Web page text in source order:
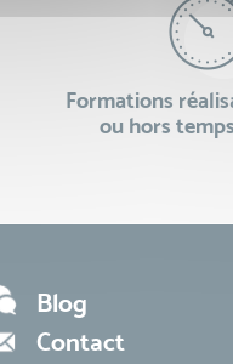
Formations
ou hors
Blog
Contact